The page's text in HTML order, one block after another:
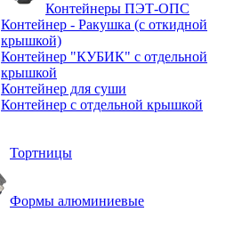
Контейнеры ПЭТ-ОПС
Контейнер - Ракушка (с откидной
крышкой)
Контейнер "КУБИК" с отдельной
крышкой
Контейнер для суши
Контейнер с отдельной крышкой
Тортницы
Формы алюминиевые